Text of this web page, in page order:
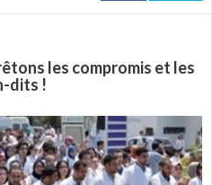
les compromis et les
dits !